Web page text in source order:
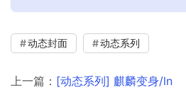
动态封面 动态系列
上一篇： [动态系列] 麒麟变身/ln